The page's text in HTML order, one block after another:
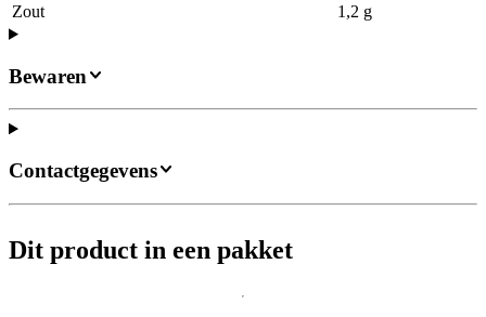
Zout
1,2 g
Bewaren
Contactgegevens
Dit product in een pakket